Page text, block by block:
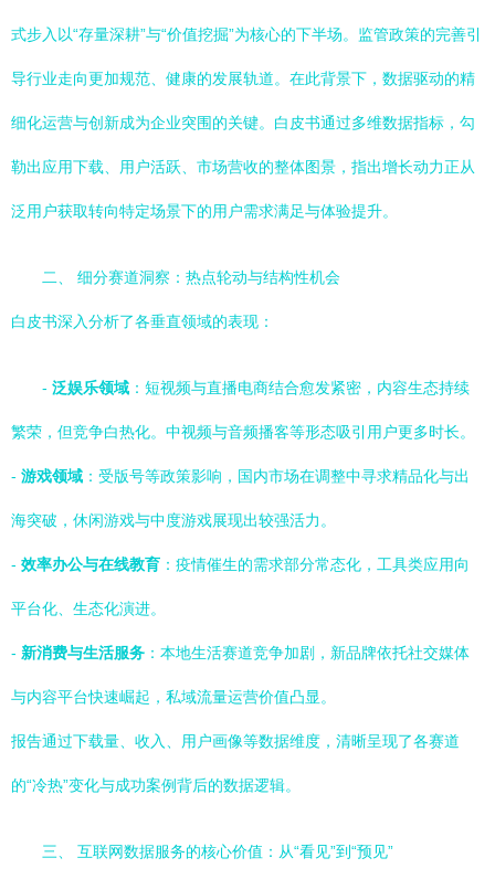
式步入以“存量深耕”与“价值挖掘”为核心的下半场。监管政策的完善引
导行业走向更加规范、健康的发展轨道。在此背景下，数据驱动的精
细化运营与创新成为企业突围的关键。白皮书通过多维数据指标，勾
勒出应用下载、用户活跃、市场营收的整体图景，指出增长动力正从
泛用户获取转向特定场景下的用户需求满足与体验提升。
二、 细分赛道洞察：热点轮动与结构性机会
白皮书深入分析了各垂直领域的表现：
- 泛娱乐领域 ：短视频与直播电商结合愈发紧密，内容生态持续
繁荣，但竞争白热化。中视频与音频播客等形态吸引用户更多时长。
- 游戏领域 ：受版号等政策影响，国内市场在调整中寻求精品化与出
海突破，休闲游戏与中度游戏展现出较强活力。
- 效率办公与在线教育 ：疫情催生的需求部分常态化，工具类应用向
平台化、生态化演进。
- 新消费与生活服务 ：本地生活赛道竞争加剧，新品牌依托社交媒体
与内容平台快速崛起，私域流量运营价值凸显。
报告通过下载量、收入、用户画像等数据维度，清晰呈现了各赛道
的“冷热”变化与成功案例背后的数据逻辑。
三、 互联网数据服务的核心价值：从“看见”到“预见”